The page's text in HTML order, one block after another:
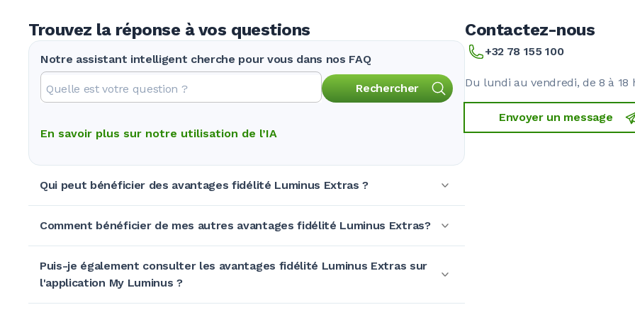
Trouvez la réponse à vos questions
Notre assistant intelligent cherche pour vous dans nos FAQ
Rechercher
En savoir plus sur notre utilisation de l’IA
Qui peut bénéficier des avantages fidélité Luminus Extras ?
Comment bénéficier de mes autres avantages fidélité Luminus Extras?
Puis-je également consulter les avantages fidélité Luminus Extras sur
l'application My Luminus ?
Contactez-nous
+32 78 155 100
Du lundi au vendredi, de 8 à 18
Envoyer un message